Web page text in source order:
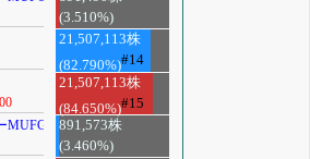
(3.510%)
21,507,113株
(82.790%)#14
21,507,113株
(84.650%)#15
MUFG
891,573株
(3.460%)